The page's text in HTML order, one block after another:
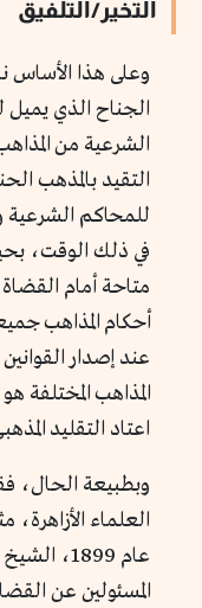
التخير/التلفيق
وعلى هذا الأساس
الجناح الذي يميل
الشرعية من
التقيد بالمذهب
للمحاكم الشرعية
في ذلك الوقت،
متاحة أمام
أحكام المذاهب
عند إصدار
المذاهب المختلفة
اعتاد التقليد
وبطبيعة الحال،
العلماء
عام
المسئولين عن